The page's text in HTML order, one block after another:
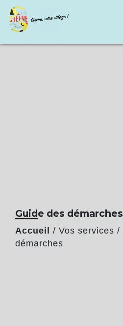
Guide des démarches
Accueil / Vos services /
démarches